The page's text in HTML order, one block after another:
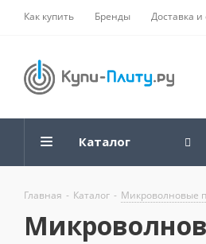
Как купить Бренды Доставка и
Каталог
Главная - Каталог - Микроволновые